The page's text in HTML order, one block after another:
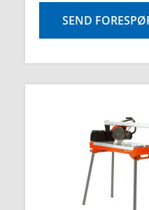
SEND